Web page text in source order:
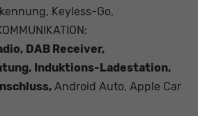
Keyless-Go,
DAB Receiver,
Induktions-Ladestation,
Android Auto, Apple Car